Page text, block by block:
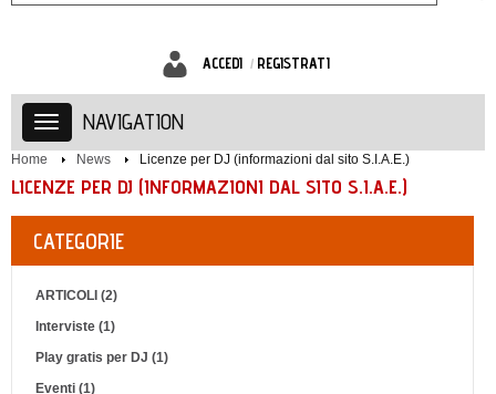
ACCEDI REGISTRATI
NAVIGATION
Home News Licenze per DJ (informazioni dal sito S.I.A.E.)
LICENZE PER DJ (INFORMAZIONI DAL SITO S.I.A.E.)
CATEGORIE
ARTICOLI (2)
Interviste (1)
Play gratis per DJ (1)
Eventi (1)